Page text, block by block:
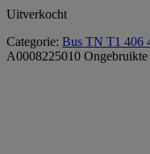
Uitverkocht
Categorie: Bus TN T1 406
A0008225010 Ongebruikte